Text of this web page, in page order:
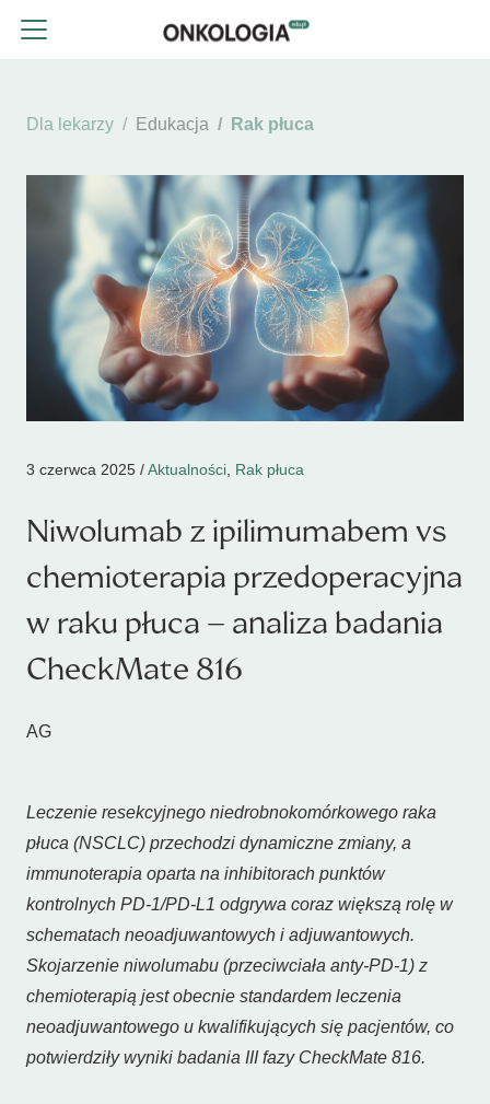
Dla lekarzy Edukacja Rak płuca
3 czerwca 2025 /Aktualności Rak płuca
Niwolumab z ipilimumabem vs
chemioterapia przedoperacyjna
w raku płuca – analiza badania
CheckMate 816
AG
Leczenie resekcyjnego niedrobnokomórkowego raka
płuca (NSCLC) przechodzi dynamiczne zmiany, a
immunoterapia oparta na inhibitorach punktów
kontrolnych PD-1/PD-L1 odgrywa coraz większą rolę w
schematach neoadjuwantowych i adjuwantowych.
Skojarzenie niwolumabu (przeciwciała anty-PD-1) z
chemioterapią jest obecnie standardem leczenia
neoadjuwantowego u kwalifikujących się pacjentów, co
potwierdziły wyniki badania III fazy CheckMate 816.